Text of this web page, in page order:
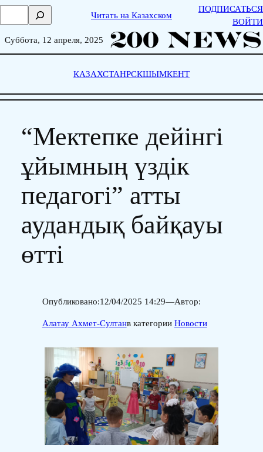
Skip
о
Читать на Казахском
ПОДПИСАТЬСЯ
ВОЙТИ
Суббота, 12 апреля, 2025
КАЗАХСТАНРСКШЫМКЕНТ
“Мектепке дейінгі
ұйымның үздік
педагогі” атты
аудандық байқауы
өтті
Опубликовано:12/04/2025 14:29—Автор:
Алатау Ахмет-Султанв категории Новости